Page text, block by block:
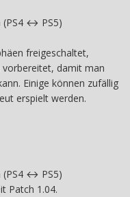
(PS4 ↔ PS5)
freigeschaltet,
damit man
Einige können zufällig
erspielt werden.
(PS4 ↔ PS5)
Patch 1.04.